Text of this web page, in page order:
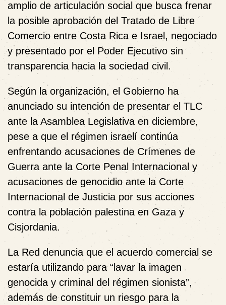
amplio de articulación social que busca frenar
la posible aprobación del Tratado de Libre
Comercio entre Costa Rica e Israel, negociado
y presentado por el Poder Ejecutivo sin
transparencia hacia la sociedad civil.
Según la organización, el Gobierno ha
anunciado su intención de presentar el TLC
ante la Asamblea Legislativa en diciembre,
pese a que el régimen israelí continúa
enfrentando acusaciones de Crímenes de
Guerra ante la Corte Penal Internacional y
acusaciones de genocidio ante la Corte
Internacional de Justicia por sus acciones
contra la población palestina en Gaza y
Cisjordania.
La Red denuncia que el acuerdo comercial se
estaría utilizando para “lavar la imagen
genocida y criminal del régimen sionista”,
además de constituir un riesgo para la